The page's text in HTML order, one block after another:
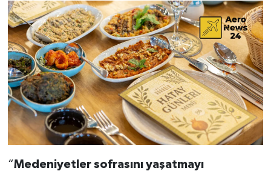
“Medeniyetler sofrasını yaşatmayı